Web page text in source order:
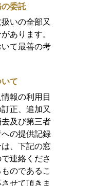
の委託
いの全部又
あります。
て最善の考
て
報の利用目
正、追加又
及び第三者
の提供記録
、下記の窓
連絡くださ
のであるこ
せて頂きま